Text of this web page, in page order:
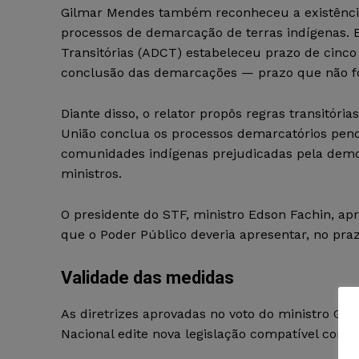
Gilmar Mendes também reconheceu a
processos de demarcação de terras indígenas.
Transitórias (ADCT) estabeleceu prazo de
conclusão das demarcações — prazo que não
Diante disso, o relator propôs regras
União conclua os processos demarcatórios
comunidades indígenas prejudicadas pela
ministros.
O presidente do STF, ministro Edson Fachin,
que o Poder Público deveria apresentar, no
Validade das medidas
As diretrizes aprovadas no voto do ministro
Nacional edite nova legislação compatível